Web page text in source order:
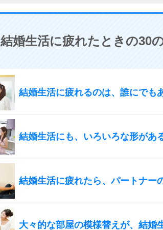
結婚生活に疲れたときの30
結婚生活に疲れるのは、誰にでも
結婚生活にも、いろいろな形があ
結婚生活に疲れたら、パートナー
大々的な部屋の模様替えが、結婚